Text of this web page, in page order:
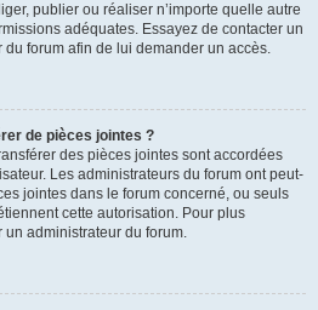
publier ou réaliser n’importe quelle autre
adéquates. Essayez de contacter un
forum afin de lui demander un accès.
de pièces jointes ?
des pièces jointes sont accordées
Les administrateurs du forum ont peut-
jointes dans le forum concerné, ou seuls
cette autorisation. Pour plus
un administrateur du forum.